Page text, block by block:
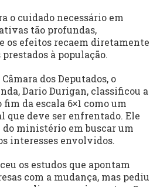
o cuidado necessário em
tão profundas,
os efeitos recaem diretamente
à população.
dos Deputados, o
Dario Durigan, classificou a
fim da escala 6×1 como um
que deve ser enfrentado. Ele
do ministério em buscar um
interesses envolvidos.
os estudos que apontam
com a mudança, mas pediu